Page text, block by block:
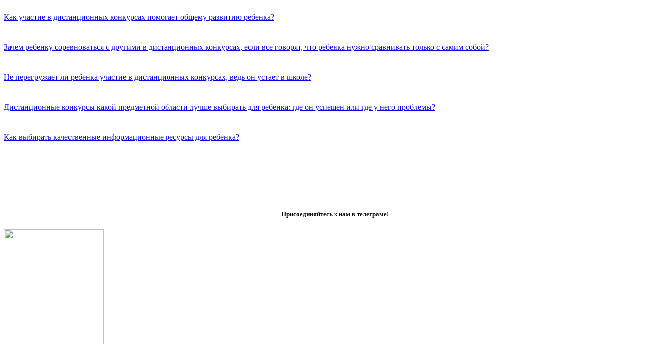
Как участие в дистанционных конкурсах помогает общему развитию ребенка?
Зачем ребенку соревноваться с другими в дистанционных конкурсах, если все говорят, что ребенка нужно сравнивать только с самим собой?
Не перегружает ли ребенка участие в дистанционных конкурсах, ведь он устает в школе?
Дистанционные конкурсы какой предметной области лучше выбирать для ребенка: где он успешен или где у него проблемы?
Как выбирать качественные информационные ресурсы для ребенка?
Присоединяйтесь к нам в телеграме!